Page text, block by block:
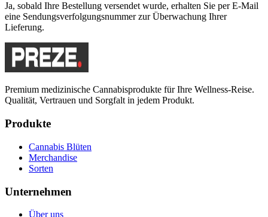
Ja, sobald Ihre Bestellung versendet wurde, erhalten Sie per E-Mail
eine Sendungsverfolgungsnummer zur Überwachung Ihrer
Lieferung.
Premium medizinische Cannabisprodukte für Ihre Wellness-Reise.
Qualität, Vertrauen und Sorgfalt in jedem Produkt.
Produkte
Cannabis Blüten
Merchandise
Sorten
Unternehmen
Über uns